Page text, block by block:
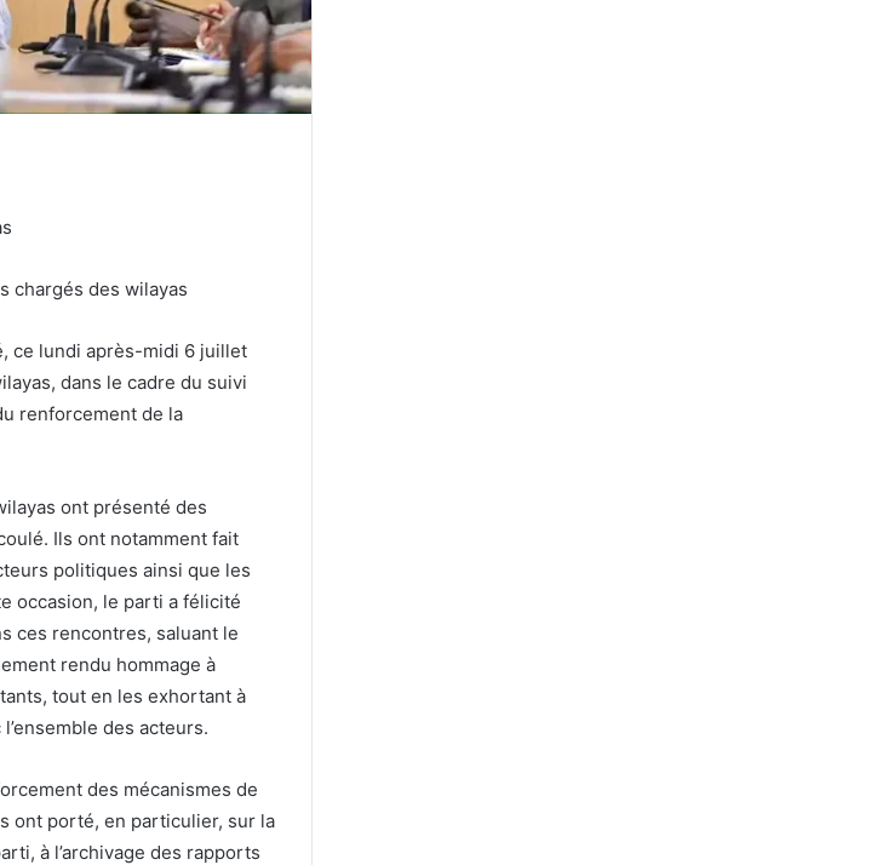
chargés des wilayas
ce lundi après-midi 6 juillet
dans le cadre du suivi
renforcement de la
ont présenté des
Ils ont notamment fait
politiques ainsi que les
occasion, le parti a félicité
ces rencontres, saluant le
rendu hommage à
tout en les exhortant à
des acteurs.
des mécanismes de
ont porté, en particulier, sur la
à l’archivage des rapports